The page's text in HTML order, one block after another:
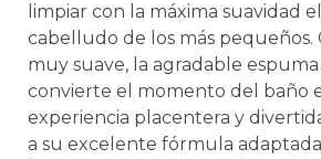
limpiar con la máxima suavidad
cabelludo de los más pequeños.
muy suave, la agradable
convierte el momento del baño
experiencia placentera y
a su excelente fórmula